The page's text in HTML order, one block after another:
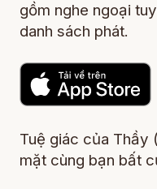
gồm nghe ngoại
danh sách phát.
Tuệ giác của Thầy
mặt cùng bạn bất